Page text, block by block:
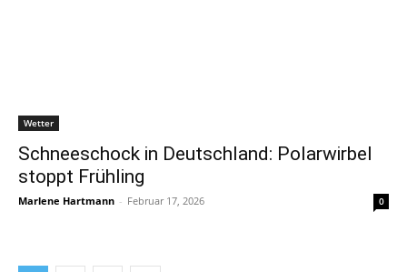
Wetter
Schneeschock in Deutschland: Polarwirbel
stoppt Frühling
Marlene Hartmann - Februar 17, 2026 0